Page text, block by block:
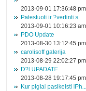
2013-09-01 17:36:48 pm
Patestuoti ir ?vertinti s...
2013-09-01 10:16:23 am
PDO Update
2013-08-30 13:12:45 pm
carolisoff galerija
2013-08-29 22:02:27 pm
D?l UPADATE
2013-08-28 19:17:45 pm
Kur pigiai pasikeisti iPh...